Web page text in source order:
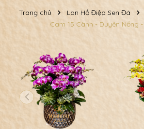
Trang chủ Lan Hồ Điệp Sen Đá
Cam 15 Cành - Duyên Nồng